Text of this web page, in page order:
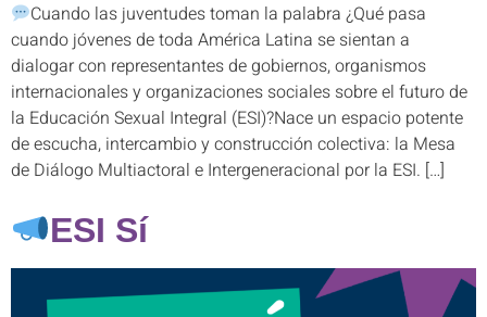
Cuando las juventudes toman la palabra ¿Qué pasa
cuando jóvenes de toda América Latina se sientan a
dialogar con representantes de gobiernos, organismos
internacionales y organizaciones sociales sobre el futuro de
la Educación Sexual Integral (ESI)?Nace un espacio potente
de escucha, intercambio y construcción colectiva: la Mesa
de Diálogo Multiactoral e Intergeneracional por la ESI. […]
ESI Sí